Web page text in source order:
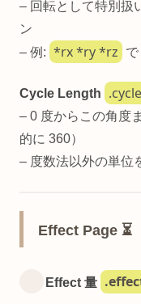
– 回転として特別扱
ン
– 例: *rx *ry *rz
Cycle Length
– 0 度からこの角度
的に 360）
– 度数法以外の単位
Effect Page ⏳
Effect 量